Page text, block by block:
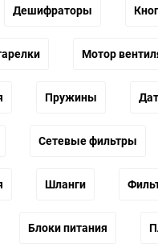
Дешифраторы
Мотор
Пружины
Сетевые фильтры
Шланги
Блоки питания